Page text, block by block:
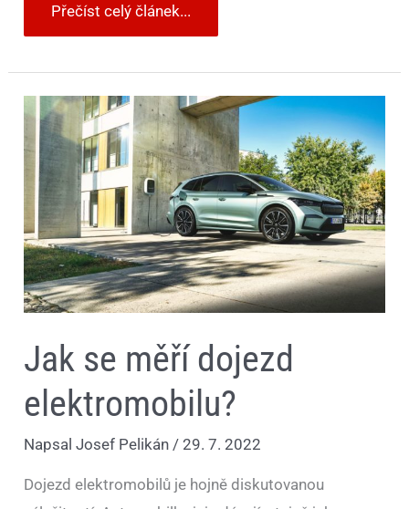
Přečíst celý článek...
Jak se měří dojezd
elektromobilu?
NapsalJosef Pelikán /29. 7. 2022
Dojezd elektromobilů je hojně diskutovanou
Jak
se
měří
dojezd
elektromobilu?